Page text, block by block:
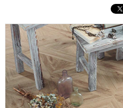
照明
内装用建材
ロートアイアン
福岡ショールーム
横浜スマートショールー
ム
修理お問い合わせ
説明書・図面検索
お役立ち情報
自分らしい家づくり
SUVACO